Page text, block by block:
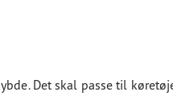
Det skal passe til